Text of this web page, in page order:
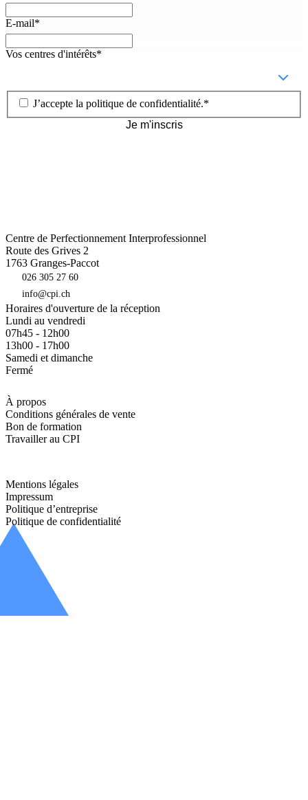
E-mail*
Vos centres d'intérêts*
J’accepte la politique de confidentialité.*
Je m'inscris
Centre de Perfectionnement Interprofessionnel
Route des Grives 2
1763 Granges-Paccot
026 305 27 60
info@cpi.ch
Horaires d'ouverture de la réception
Lundi au vendredi
07h45 - 12h00
13h00 - 17h00
Samedi et dimanche
Fermé
À propos
Conditions générales de vente
Bon de formation
Travailler au CPI
Mentions légales
Impressum
Politique d’entreprise
Politique de confidentialité